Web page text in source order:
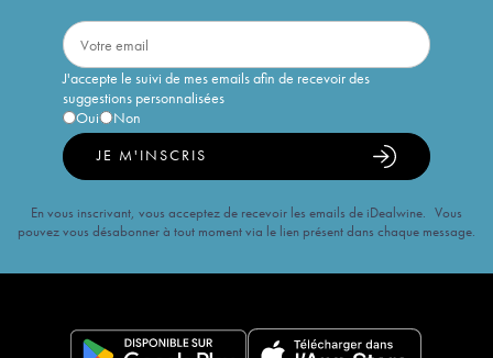
J'accepte le suivi de mes emails afin de recevoir des
suggestions personnalisées
Oui
Non
JE M'INSCRIS
En vous inscrivant, vous acceptez de recevoir les emails de iDealwine. Vous
pouvez vous désabonner à tout moment via le lien présent dans chaque message.